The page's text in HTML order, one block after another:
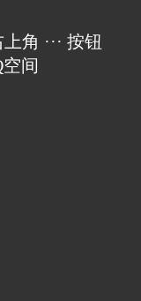
角 ··· 按钮
间